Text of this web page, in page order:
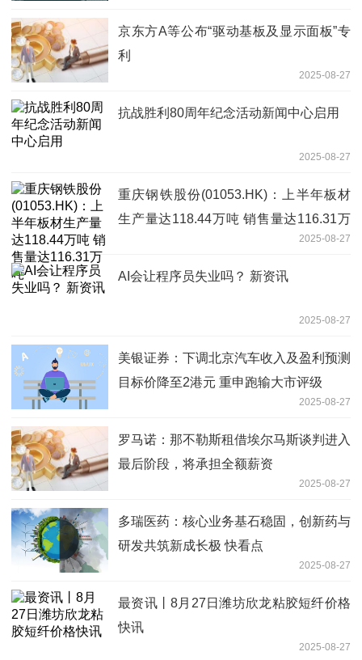
京东方A等公布“驱动基板及显示面板”专
利
2025-08-27
抗战胜利80周年纪念活动新闻中心启用
2025-08-27
重庆钢铁股份(01053.HK)：上半年板材
生产量达118.44万吨 销售量达116.31万
2025-08-27
AI会让程序员失业吗？ 新资讯
2025-08-27
美银证券：下调北京汽车收入及盈利预测
目标价降至2港元 重申跑输大市评级
2025-08-27
罗马诺：那不勒斯租借埃尔马斯谈判进入
最后阶段，将承担全额薪资
2025-08-27
多瑞医药：核心业务基石稳固，创新药与
研发共筑新成长极 快看点
2025-08-27
最资讯丨8月27日潍坊欣龙粘胶短纤价格
快讯
2025-08-27